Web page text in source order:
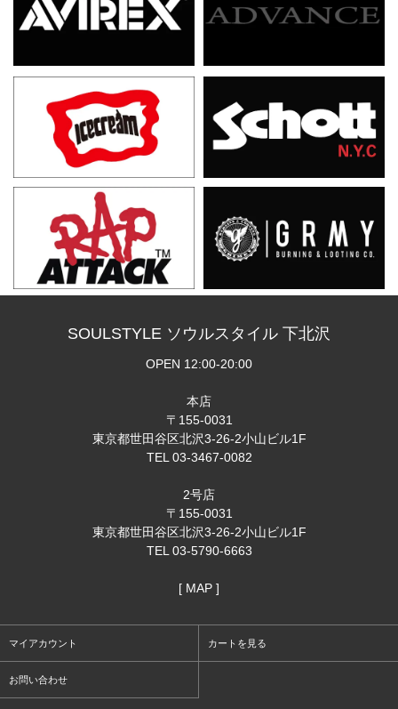
SOULSTYLE ソウルスタイル 下北沢
OPEN 12:00-20:00
本店
〒155-0031
東京都世田谷区北沢3-26-2小山ビル1F
TEL 03-3467-0082
2号店
〒155-0031
東京都世田谷区北沢3-26-2小山ビル1F
TEL 03-5790-6663
[ MAP ]
マイアカウント カートを見る
お問い合わせ